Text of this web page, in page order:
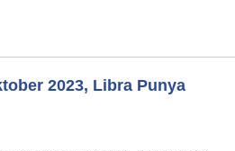
2023, Libra Punya